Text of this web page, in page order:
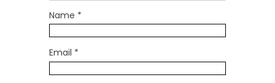
Name *
Email *